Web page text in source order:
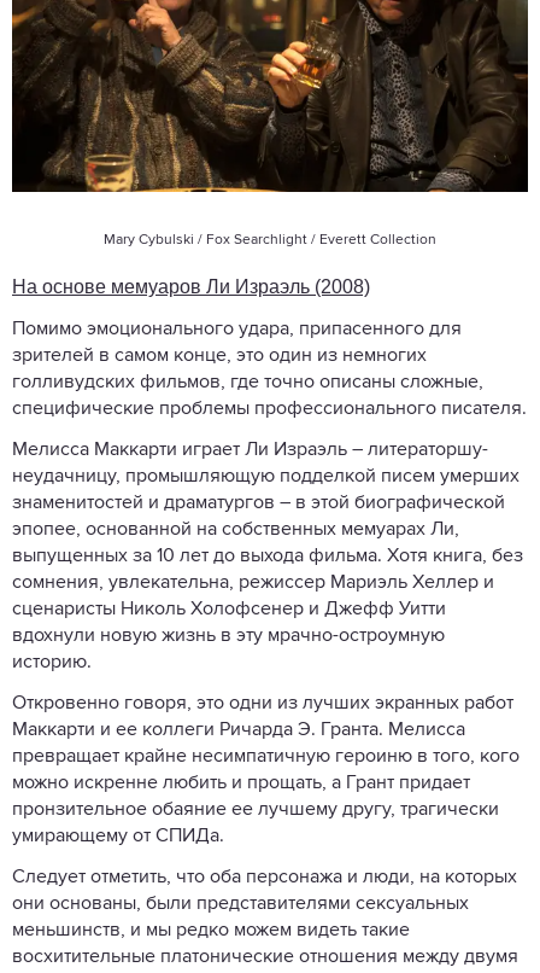
Mary Cybulski / Fox Searchlight / Everett Collection
На основе мемуаров Ли Израэль (2008)
Помимо эмоционального удара, припасенного для
зрителей в самом конце, это один из немногих
голливудских фильмов, где точно описаны сложные,
специфические проблемы профессионального писателя.
Мелисса Маккарти играет Ли Израэль – литераторшу-
неудачницу, промышляющую подделкой писем умерших
знаменитостей и драматургов – в этой биографической
эпопее, основанной на собственных мемуарах Ли,
выпущенных за 10 лет до выхода фильма. Хотя книга, без
сомнения, увлекательна, режиссер Мариэль Хеллер и
сценаристы Николь Холофсенер и Джефф Уитти
вдохнули новую жизнь в эту мрачно-остроумную
историю.
Откровенно говоря, это одни из лучших экранных работ
Маккарти и ее коллеги Ричарда Э. Гранта. Мелисса
превращает крайне несимпатичную героиню в того, кого
можно искренне любить и прощать, а Грант придает
пронзительное обаяние ее лучшему другу, трагически
умирающему от СПИДа.
Следует отметить, что оба персонажа и люди, на которых
они основаны, были представителями сексуальных
меньшинств, и мы редко можем видеть такие
восхитительные платонические отношения между двумя